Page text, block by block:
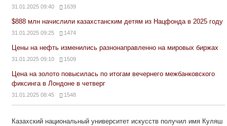
31.01.2025 09:40 1639
$888 млн начислили казахстанским детям из Нацфонда в 2025 году
31.01.2025 09:25 1474
Цены на нефть изменились разнонаправленно на мировых биржах
31.01.2025 09:10 1509
Цена на золото повысилась по итогам вечернего межбанковского
фиксинга в Лондоне в четверг
31.01.2025 08:45 1548
Казахский национальный университет искусств получил имя Куляш